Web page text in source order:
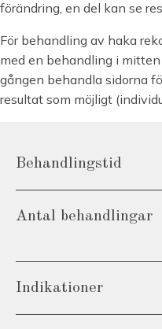
förändring, en del kan se
För behandling av haka
med en behandling i
gången behandla sidorna
resultat som möjligt
Behandlingstid
Antal behandlingar
Indikationer